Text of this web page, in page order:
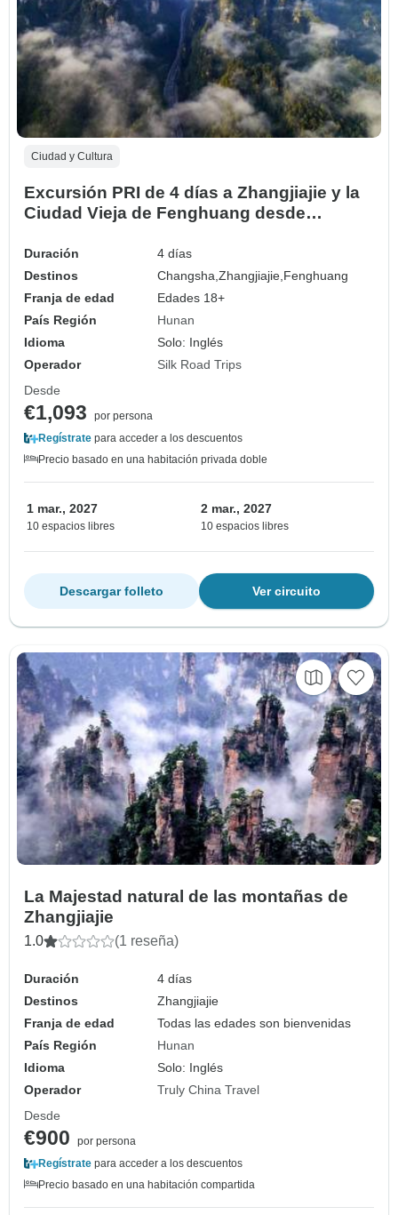
Ciudad y Cultura
Excursión PRI de 4 días a Zhangjiajie y la
Ciudad Vieja de Fenghuang desde
Duración
4 días
Destinos
Changsha,Zhangjiajie, Fenghuang
Franja de edad
Edades 18+
País Región
Hunan
Idioma
Solo: Inglés
Operador
Silk Road Trips
Desde
€1,093
por persona
Regístrate para acceder a los descuentos
Precio basado en una habitación privada doble
1 mar., 2027
10 espacios libres
2 mar., 2027
10 espacios libres
Ver circuito
Descargar folleto
La Majestad natural de las montañas de
Zhangjiajie
1.0 (1 reseña)
Duración
4 días
Destinos
Zhangjiajie
Franja de edad
Todas las edades son bienvenidas
País Región
Hunan
Idioma
Solo: Inglés
Operador
Truly China Travel
Desde
€900
por persona
Regístrate para acceder a los descuentos
Precio basado en una habitación compartida